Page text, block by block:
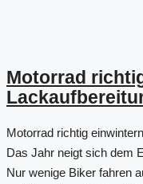
Motorrad
Motorrad richtig
Das Jahr neigt sich dem
Nur wenige Biker fahren